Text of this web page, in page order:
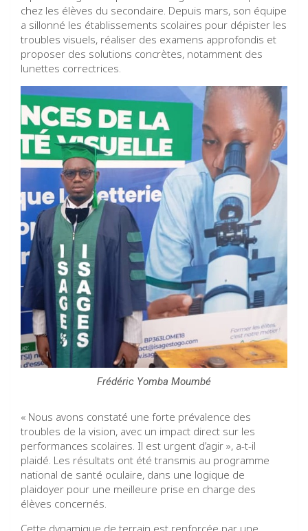
chez les élèves du secondaire. Depuis mars, son équipe
a sillonné les établissements scolaires pour dépister les
troubles visuels, réaliser des examens approfondis et
proposer des solutions concrètes, notamment des
lunettes correctrices.
Frédéric Yomba Moumbé
« Nous avons constaté une forte prévalence des
troubles de la vision, avec un impact direct sur les
performances scolaires. Il est urgent d’agir », a-t-il
plaidé. Les résultats ont été transmis au programme
national de santé oculaire, dans une logique de
plaidoyer pour une meilleure prise en charge des
élèves concernés.